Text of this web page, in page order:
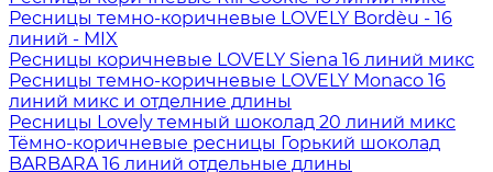
Ресницы темно-коричневые LOVELY Bordèu - 16
линий - MIX
Ресницы коричневые LOVELY Siena 16 линий микс
Ресницы темно-коричневые LOVELY Monaco 16
линий микс и отделние длины
Ресницы Lovely темный шоколад 20 линий микс
Тёмно-коричневые ресницы Горький шоколад
BARBARA 16 линий отдельные длины